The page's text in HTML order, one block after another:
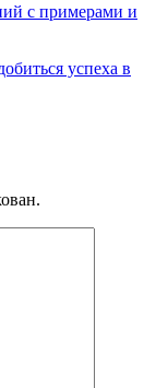
с примерами и
успеха в